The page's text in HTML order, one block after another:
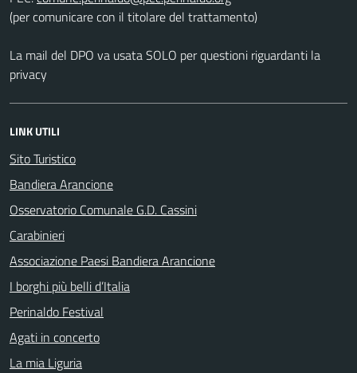
(per comunicare con il titolare del trattamento)
La mail del DPO va usata SOLO per questioni riguardanti la
privacy
LINK UTILI
Sito Turistico
Bandiera Arancione
Osservatorio Comunale G.D. Cassini
Carabinieri
Associazione Paesi Bandiera Arancione
I borghi più belli d’Italia
Perinaldo Festival
Agati in concerto
La mia Liguria